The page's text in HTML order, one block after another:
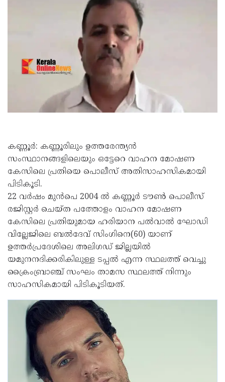
കണ്ണൂര്‍: കണ്ണൂരിലും ഉത്തരേന്ത്യന്‍
സംസ്ഥാനങ്ങളിലെയും ഒട്ടേറെ വാഹന മോഷണ
കേസിലെ പ്രതിയെ പൊലീസ് അതിസാഹസികമായി
പിടികൂടി.
22 വര്‍ഷം മുൻപെ 2004 ല്‍ കണ്ണൂര്‍ ടൗണ്‍ പൊലീസ്
രജിസ്റ്റര്‍ ചെയ്ത പത്തോളം വാഹന മോഷണ
കേസിലെ പ്രതിയുമായ ഹരിയാന പല്‍വാല്‍ ഘോഡി
വില്ലേജിലെ ബല്‍ദേവ് സിംഗിനെ(60) യാണ്
ഉത്തര്‍പ്രദേശിലെ അലിഗഡ് ജില്ലയില്‍
യമുനനദിക്കരികിലുള്ള ടപ്പല്‍ എന്ന സ്ഥലത്ത് വെച്ചു
ക്രൈംബ്രാഞ്ച് സംഘം താമസ സ്ഥലത്ത് നിന്നും
സാഹസികമായി പിടികൂടിയത്.